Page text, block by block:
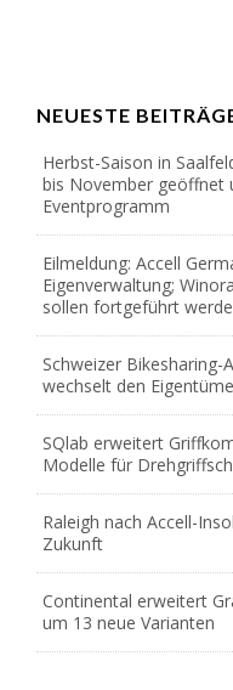
NEUESTE
Herbst-Saison in
bis November geöffnet
Eventprogramm
Eilmeldung: Accell
Eigenverwaltung;
sollen fortgeführt
Schweizer Bikesharing-
wechselt den
SQlab erweitert
Modelle für
Raleigh nach Accell-
Zukunft
Continental erweitert
um 13 neue Varianten